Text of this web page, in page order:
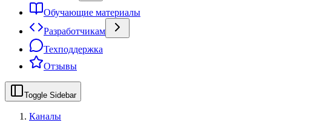
Обучающие материалы
Разработчикам
Техподдержка
Отзывы
Toggle Sidebar
Каналы